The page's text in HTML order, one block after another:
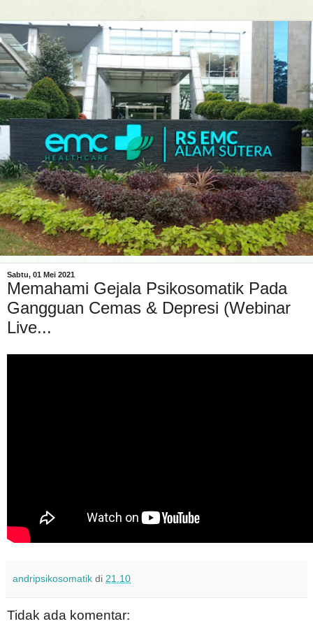
Sabtu, 01 Mei 2021
Memahami Gejala Psikosomatik Pada
Gangguan Cemas & Depresi (Webinar
Live...
andripsikosomatik di 21.10
Tidak ada komentar: